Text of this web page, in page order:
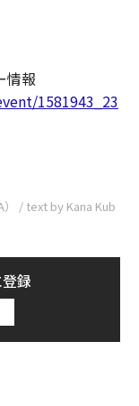
情報
1581943_23
/ text by Kana Kub
録